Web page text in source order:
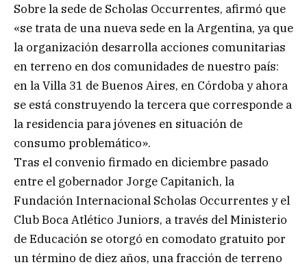
Sobre la sede de Scholas Occurrentes, afirmó que
«se trata de una nueva sede en la Argentina, ya que
la organización desarrolla acciones comunitarias
en terreno en dos comunidades de nuestro país:
en la Villa 31 de Buenos Aires, en Córdoba y ahora
se está construyendo la tercera que corresponde a
la residencia para jóvenes en situación de
consumo problemático».
Tras el convenio firmado en diciembre pasado
entre el gobernador Jorge Capitanich, la
Fundación Internacional Scholas Occurrentes y el
Club Boca Atlético Juniors, a través del Ministerio
de Educación se otorgó en comodato gratuito por
un término de diez años, una fracción de terreno